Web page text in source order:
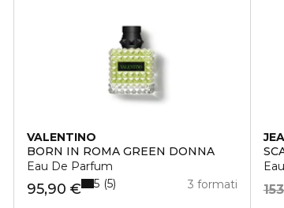
VALENTINO
BORN IN ROMA GREEN DONNA
Eau De Parfum
95,90 € 3 formati
5 5